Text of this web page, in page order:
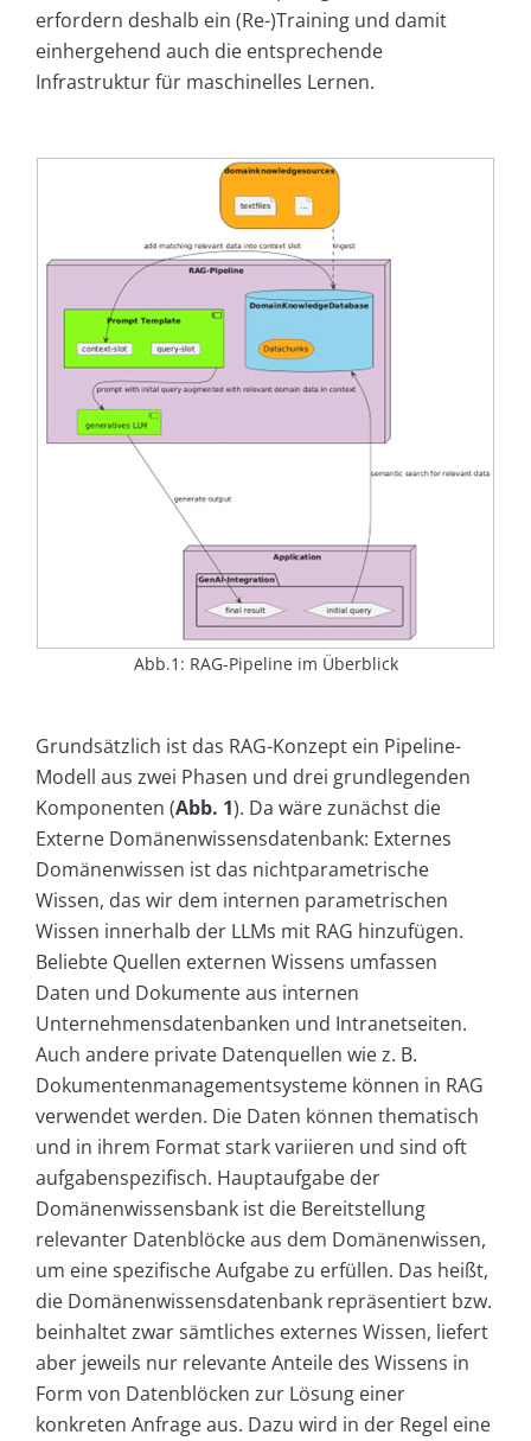
erfordern deshalb ein (Re-)Training und damit
einhergehend auch die entsprechende
Infrastruktur für maschinelles Lernen.
Abb.1: RAG-Pipeline im Überblick
Grundsätzlich ist das RAG-Konzept ein Pipeline-
Modell aus zwei Phasen und drei grundlegenden
Komponenten (Abb. 1). Da wäre zunächst die
Externe Domänenwissensdatenbank: Externes
Domänenwissen ist das nichtparametrische
Wissen, das wir dem internen parametrischen
Wissen innerhalb der LLMs mit RAG hinzufügen.
Beliebte Quellen externen Wissens umfassen
Daten und Dokumente aus internen
Unternehmensdatenbanken und Intranetseiten.
Auch andere private Datenquellen wie z. B.
Dokumentenmanagementsysteme können in RAG
verwendet werden. Die Daten können thematisch
und in ihrem Format stark variieren und sind oft
aufgabenspezifisch. Hauptaufgabe der
Domänenwissensbank ist die Bereitstellung
relevanter Datenblöcke aus dem Domänenwissen,
um eine spezifische Aufgabe zu erfüllen. Das heißt,
die Domänenwissensdatenbank repräsentiert bzw.
beinhaltet zwar sämtliches externes Wissen, liefert
aber jeweils nur relevante Anteile des Wissens in
Form von Datenblöcken zur Lösung einer
konkreten Anfrage aus. Dazu wird in der Regel eine